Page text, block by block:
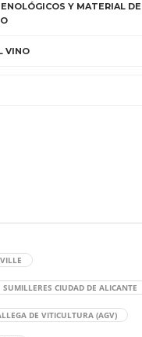
Y MATERIAL DE
VINO
CIUDAD DE ALICANTE
DE VITICULTURA (AGV)